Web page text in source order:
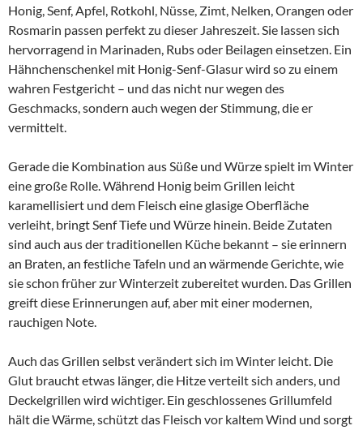
Honig, Senf, Apfel, Rotkohl, Nüsse, Zimt, Nelken, Orangen oder
Rosmarin passen perfekt zu dieser Jahreszeit. Sie lassen sich
hervorragend in Marinaden, Rubs oder Beilagen einsetzen. Ein
Hähnchenschenkel mit Honig-Senf-Glasur wird so zu einem
wahren Festgericht – und das nicht nur wegen des
Geschmacks, sondern auch wegen der Stimmung, die er
vermittelt.
Gerade die Kombination aus Süße und Würze spielt im Winter
eine große Rolle. Während Honig beim Grillen leicht
karamellisiert und dem Fleisch eine glasige Oberfläche
verleiht, bringt Senf Tiefe und Würze hinein. Beide Zutaten
sind auch aus der traditionellen Küche bekannt – sie erinnern
an Braten, an festliche Tafeln und an wärmende Gerichte, wie
sie schon früher zur Winterzeit zubereitet wurden. Das Grillen
greift diese Erinnerungen auf, aber mit einer modernen,
rauchigen Note.
Auch das Grillen selbst verändert sich im Winter leicht. Die
Glut braucht etwas länger, die Hitze verteilt sich anders, und
Deckelgrillen wird wichtiger. Ein geschlossenes Grillumfeld
hält die Wärme, schützt das Fleisch vor kaltem Wind und sorgt